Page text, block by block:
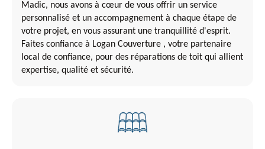
Madic, nous avons à cœur de vous offrir un service
personnalisé et un accompagnement à chaque étape de
votre projet, en vous assurant une tranquillité d'esprit.
Faites confiance à Logan Couverture , votre partenaire
local de confiance, pour des réparations de toit qui allient
expertise, qualité et sécurité.